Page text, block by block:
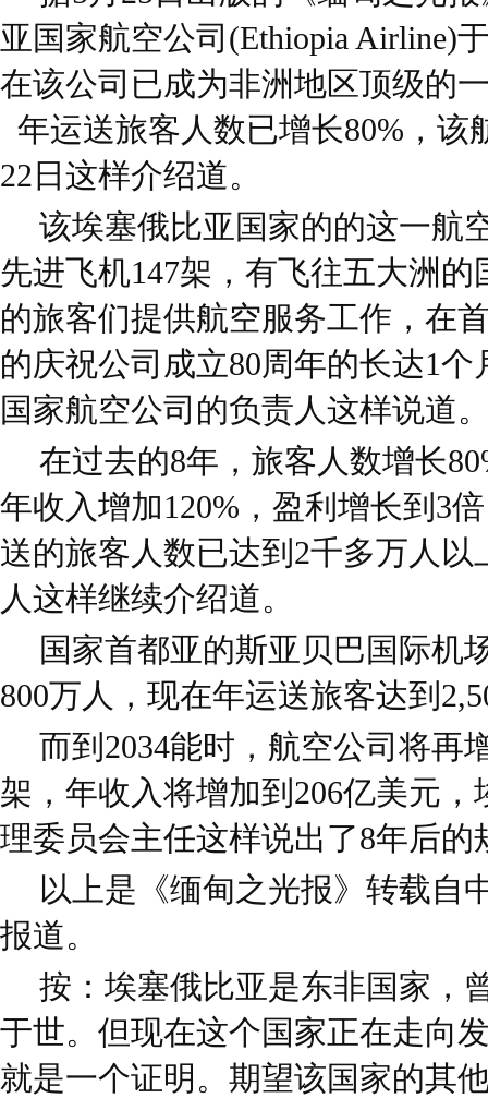
亚国家航空公司(Ethiopia Airline)
在该公司已成为非洲地区顶级的
年运送旅客人数已增长80%，该
22日这样介绍道。
该埃塞俄比亚国家的的这一航
先进飞机147架，有飞往五大洲
的旅客们提供航空服务工作，在
的庆祝公司成立80周年的长达1
国家航空公司的负责人这样说道
在过去的8年，旅客人数增长
年收入增加120%，盈利增长到3
送的旅客人数已达到2千多万人
人这样继续介绍道。
国家首都亚的斯亚贝巴国际机
800万人，现在年运送旅客达到
而到2034能时，航空公司将再
架，年收入将增加到206亿美元
理委员会主任这样说出了8年后的
以上是《缅甸之光报》转载自
报道。
按：埃塞俄比亚是东非国家，
于世。但现在这个国家正在走向
就是一个证明。期望该国家的其